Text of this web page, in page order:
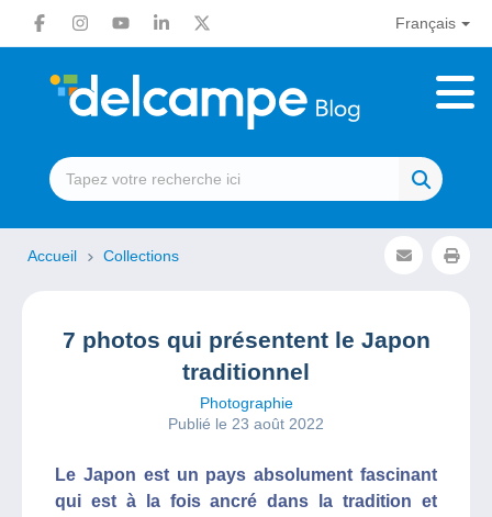
Français
Accueil Collections
7 photos qui présentent le Japon
traditionnel
Photographie
Publié le 23 août 2022
Le Japon est un pays absolument fascinant
qui est à la fois ancré dans la tradition et